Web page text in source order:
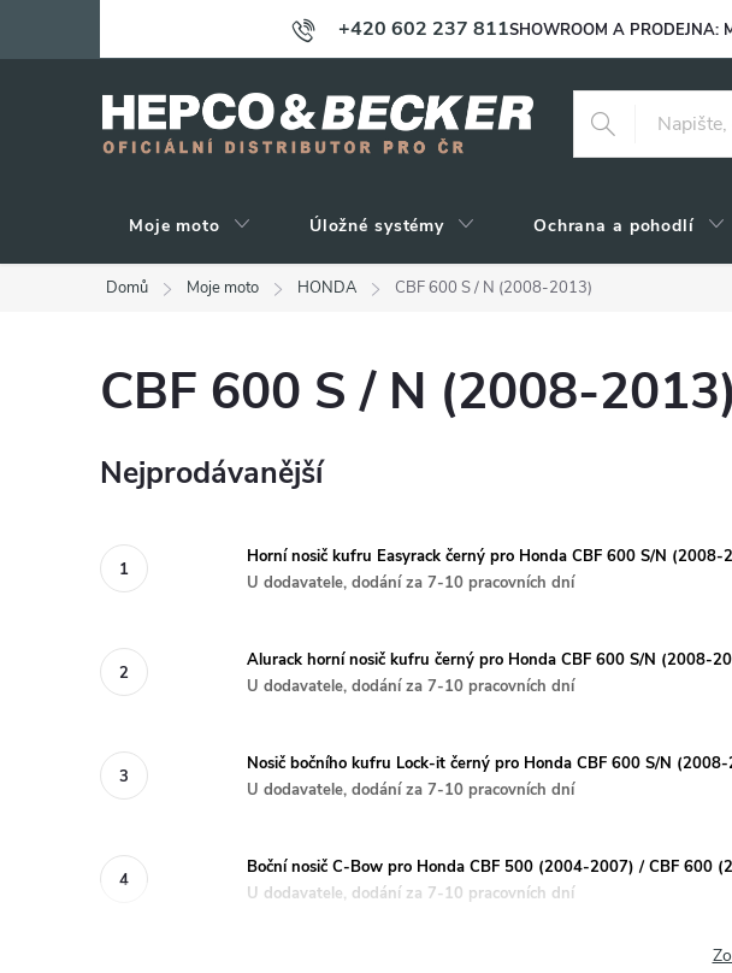
+420 602 237 811SHOWROOM A
Moje moto Úložné systémy Ochrana a pohodlí
Domů Moje moto HONDA CBF 600 S / N (2008-2013)
CBF 600 S / N (2008-2013)
Nejprodávanější
Horní nosič kufru Easyrack černý pro Honda CBF 600 S/N (2008-
U dodavatele, dodání za 7-10 pracovních dní
Alurack horní nosič kufru černý pro Honda CBF 600 S/N (2008-
U dodavatele, dodání za 7-10 pracovních dní
Nosič bočního kufru Lock-it černý pro Honda CBF 600 S/N
U dodavatele, dodání za 7-10 pracovních dní
Boční nosič C-Bow pro Honda CBF 500 (2004-2007) / CBF
U dodavatele, dodání za 7-10 pracovních dní